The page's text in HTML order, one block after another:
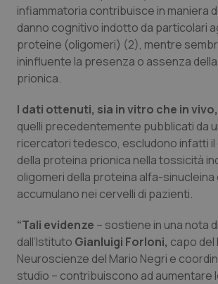
Friuli Venezia Giulia
Lazio
Liguria
Lombardia
Marche
Molise
Piemonte
Provincia Autonoma di
Dermatite Atopica
Diabete & glucometri
Disturbi dell’umore
Dolore
Donna & Salute
Epatiti
HIV
Infezioni & Febbre
infiammatoria contribuisce in maniera
danno cognitivo indotto da particolari
proteine (oligomeri) (2), mentre
ininfluente la presenza o assenza
prionica.
I dati ottenuti, sia in vitro che in vivo,
quelli precedentemente pubblicati da
ricercatori tedesco, escludono infatti
della proteina prionica nella tossicità
oligomeri della proteina alfa-sinucleina
accumulano nei cervelli di pazienti.
“Tali evidenze – sostiene in una nota
dall’Istituto Gianluigi Forloni, capo del
Neuroscienze del Mario Negri e
studio – contribuiscono ad aumentare